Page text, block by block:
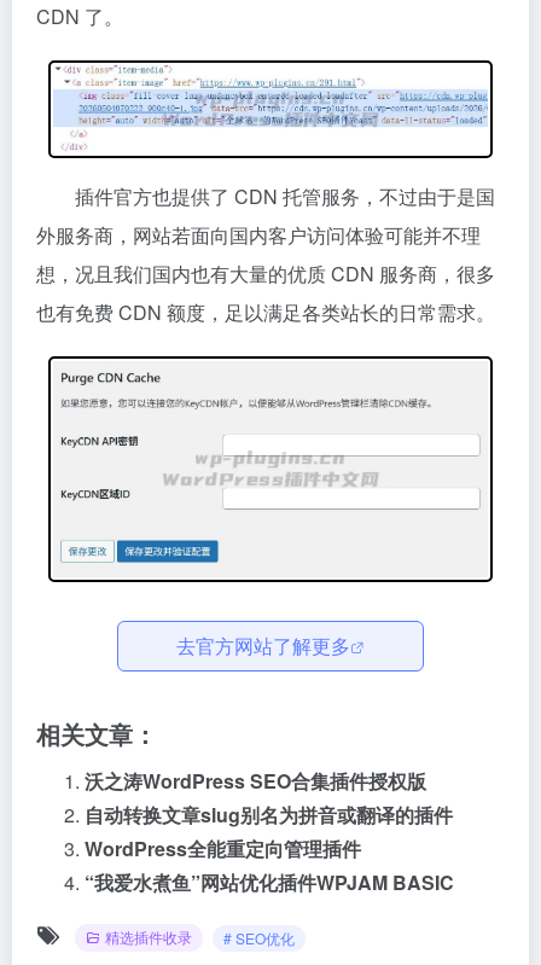
CDN 了。
插件官方也提供了 CDN 托管服务，不过由于是国
外服务商，网站若面向国内客户访问体验可能并不理
想， 况且我们国内也有大量的优质 CDN 服务商，很多
也有免费 CDN 额度， 足以满足各类站长的日常需求。
去官方网站了解更多
相关文章：
沃之涛WordPress SEO合集插件授权版
自动转换文章slug别名为拼音或翻译的插件
WordPress全能重定向管理插件
“我爱水煮鱼”网站优化插件WPJAM BASIC
精选插件收录 # SEO优化